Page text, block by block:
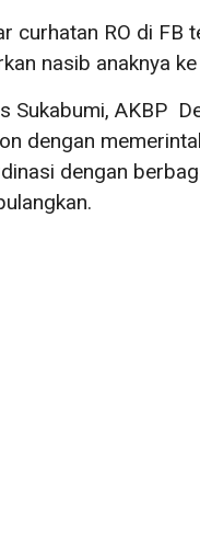
curhatan RO di FB
nasib anaknya
Sukabumi, AKBP
dengan
dengan